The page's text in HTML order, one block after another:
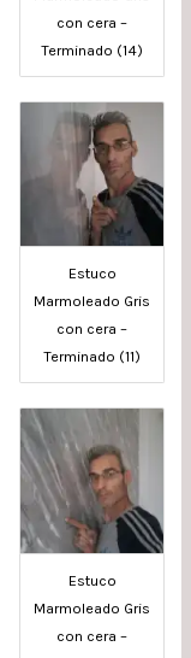
con cera –
Terminado (14)
Estuco
Marmoleado Gris
con cera –
Terminado (11)
Estuco
Marmoleado Gris
con cera –